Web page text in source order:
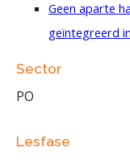
Geen aparte
geïntegreerd
Sector
PO
Lesfase